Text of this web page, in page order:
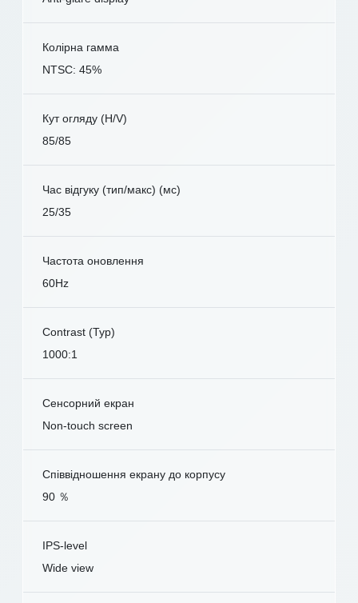
Колірна гамма
NTSC: 45%
Кут огляду (H/V)
85/85
Час відгуку (тип/макс) (мс)
25/35
Частота оновлення
60Hz
Contrast (Typ)
1000:1
Сенсорний екран
Non-touch screen
Співвідношення екрану до корпусу
90 ％
IPS-level
Wide view